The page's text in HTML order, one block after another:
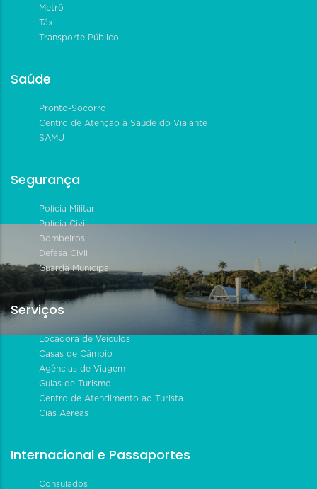
Metrô
Táxi
Transporte Público
Saúde
Pronto-Socorro
Centro de Atenção à Saúde do Viajante
SAMU
Segurança
Polícia Militar
Polícia Civil
Bombeiros
Defesa Civil
Guarda Municipal
Serviços
Locadora de Veículos
Casas de Câmbio
Agências de Viagem
Guias de Turismo
Centro de Atendimento ao Turista
Cias Aéreas
Internacional e Passaportes
Consulados